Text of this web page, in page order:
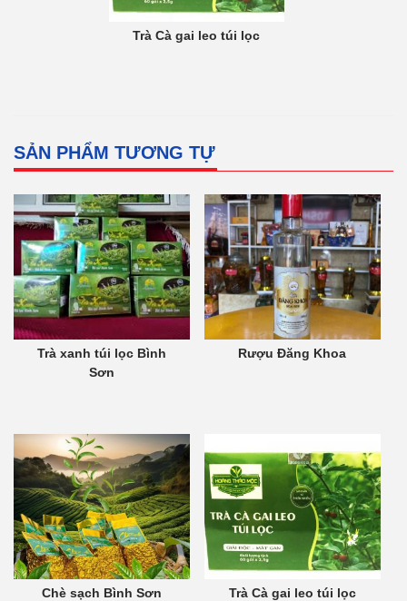
Trà Cà gai leo túi lọc
SẢN PHẨM TƯƠNG TỰ
Trà xanh túi lọc Bình
Sơn
Rượu Đăng Khoa
Chè sạch Bình Sơn
Trà Cà gai leo túi lọc